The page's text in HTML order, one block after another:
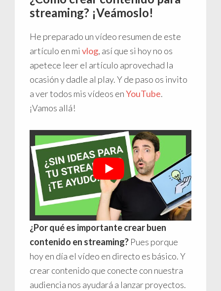
streaming? ¡Veámoslo!
He preparado un vídeo resumen de este
artículo en mi vlog, así que si hoy no os
apetece leer el artículo aprovechad la
ocasión y dadle al play. Y de paso os invito
a ver todos mis vídeos enYouTube.
¡Vamos allá!
¿Por qué es importante crear buen
contenido en streaming? Pues porque
hoy en día el vídeo en directo es básico. Y
crear contenido que conecte con nuestra
audiencia nos ayudará a lanzar proyectos.